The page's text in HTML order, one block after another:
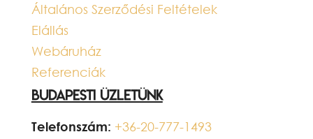
Általános Szerződési Feltételek
Elállás
Webáruház
Referenciák
Budapesti üzletünk
Telefonszám: +36-20-777-1493